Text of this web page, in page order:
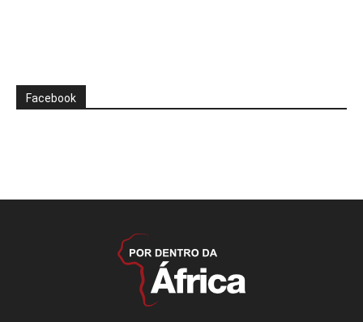
Facebook